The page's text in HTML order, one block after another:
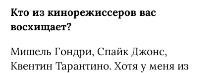
Кто из кинорежиссеров вас
восхищает?
Мишель Гондри, Спайк Джонс,
Квентин Тарантино. Хотя у меня из